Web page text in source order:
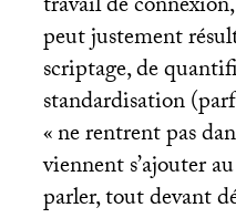
travail de
peut justement
scriptage, de
standardisation
«ne rentrent pas
viennent s’ajouter
parler, tout devant